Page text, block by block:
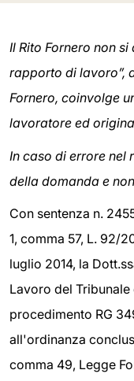
Il Rito Fornero non
rapporto di lavoro”,
Fornero, coinvolge
lavoratore ed
In caso di errore nel
della domanda e
Con sentenza n.
1, comma 57, L. 92/
luglio 2014, la
Lavoro del
procedimento RG
all'ordinanza
comma 49, Legge